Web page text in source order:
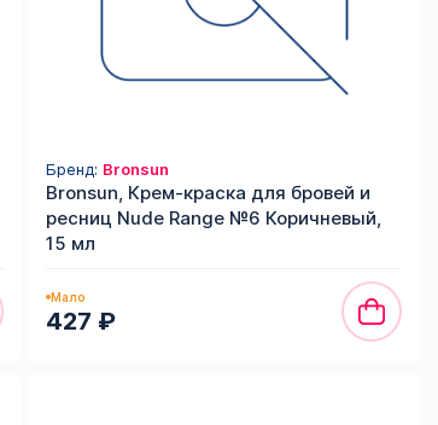
Бренд: Bronsun
Bronsun, Крем-краска для бровей и
ресниц Nude Range №6 Коричневый,
15 мл
Мало
427 ₽